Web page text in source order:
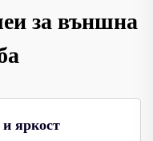
за външна
яркост